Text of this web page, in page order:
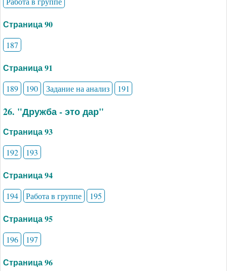
Страница 90
187
Страница 91
189 190 Задание на анализ 191
26. "Дружба - это дар"
Страница 93
192 193
Страница 94
194 Работа в группе 195
Страница 95
196 197
Страница 96